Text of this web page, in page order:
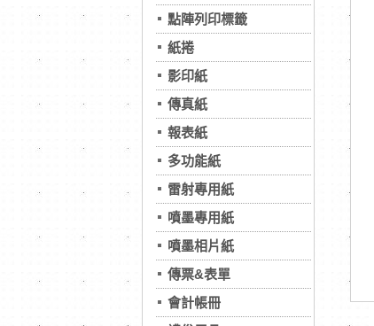
點陣列印標籤
紙捲
影印紙
傳真紙
報表紙
多功能紙
雷射專用紙
噴墨專用紙
噴墨相片紙
傳票&表單
會計帳冊